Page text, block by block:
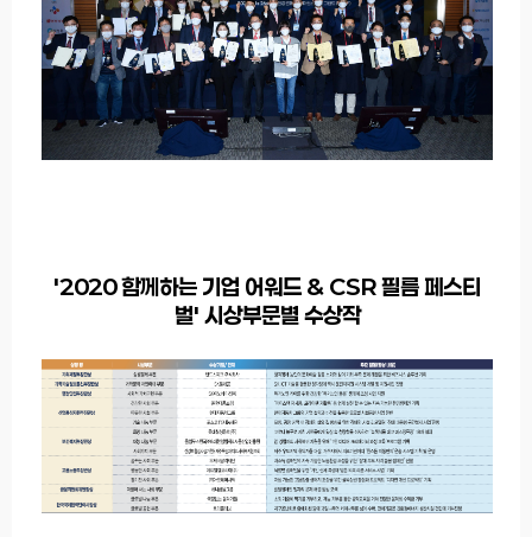
'2020 함께하는 기업 어워드 & CSR 필름 페스티
벌' 시상부문별 수상작